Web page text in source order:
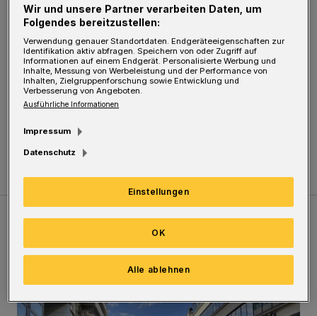
Nach den überdurchschnittlich nassen
Monaten von Mai bis August waren die
Monate September, Oktober und November im
Wuppergebiet allesamt trockener als im
Durchschnitt. Diese Tendenz hat der Deutsche
Westfalen beobachtet.
Neueste Artikel
Ein Unzustand und Skandal
Wir und unsere Partner verarbeiten Daten, um
Folgendes bereitzustellen:
Verwendung genauer Standortdaten. Endgeräteeigenschaften zur
Identifikation aktiv abfragen. Speichern von oder Zugriff auf
Informationen auf einem Endgerät. Personalisierte Werbung und
Inhalte, Messung von Werbeleistung und der Performance von
Inhalten, Zielgruppenforschung sowie Entwicklung und
Verbesserung von Angeboten.
Ausführliche Informationen
Impressum
Datenschutz
Einstellungen
Alle ablehnen
OK